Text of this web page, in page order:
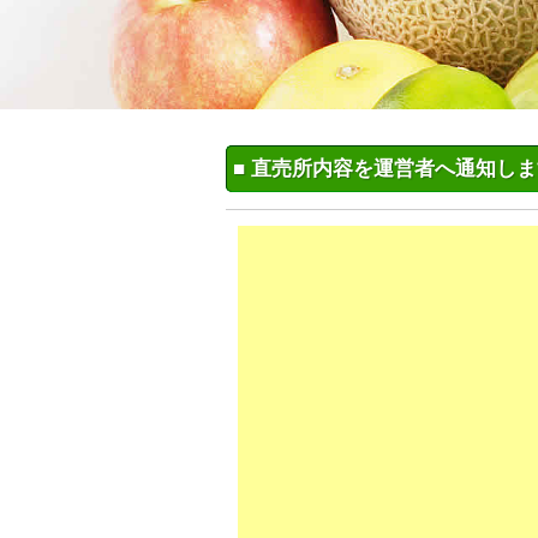
■ 直売所内容を運営者へ通知し